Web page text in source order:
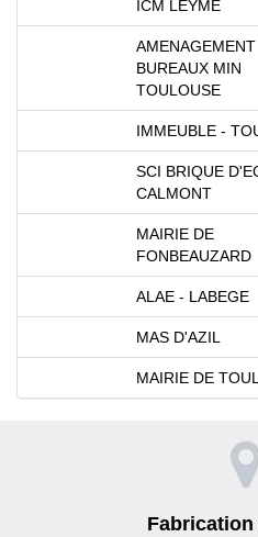
ICM LEYME
AMENAGEMENT
BUREAUX MIN
TOULOUSE
IMMEUBLE -
SCI BRIQUE
CALMONT
MAIRIE DE
FONBEAUZARD
ALAE - LABEGE
MAS D'AZIL
MAIRIE DE